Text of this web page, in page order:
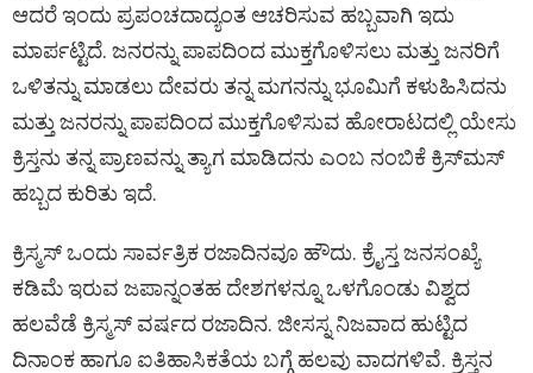
ಆದರೆ ಇಂದು ಪ್ರಪಂಚದಾದ್ಯಂತ ಆಚರಿಸುವ ಹಬ್ಬವಾಗಿ ಇದು
ಮಾರ್ಪಟ್ಟಿದೆ. ಜನರನ್ನು ಪಾಪದಿಂದ ಮುಕ್ತಗೊಳಿಸಲು ಮತ್ತು ಜನರಿಗೆ
ಒಳಿತನ್ನು ಮಾಡಲು ದೇವರು ತನ್ನ ಮಗನನ್ನು ಭೂಮಿಗೆ ಕಳುಹಿಸಿದನು
ಮತ್ತು ಜನರನ್ನು ಪಾಪದಿಂದ ಮುಕ್ತಗೊಳಿಸುವ ಹೋರಾಟದಲ್ಲಿ ಯೇಸು
ಕ್ರಿಸ್ತನು ತನ್ನ ಪ್ರಾಣವನ್ನು ತ್ಯಾಗ ಮಾಡಿದನು ಎಂಬ ನಂಬಿಕೆ ಕ್ರಿಸ್‌ಮಸ್‌
ಹಬ್ಬದ ಕುರಿತು ಇದೆ.
ಕ್ರಿಸ್ಮಸ್ ಒಂದು ಸಾರ್ವತ್ರಿಕ ರಜಾದಿನವೂ ಹೌದು. ಕ್ರೈಸ್ತ ಜನಸಂಖ್ಯೆ
ಕಡಿಮೆ ಇರುವ ಜಪಾನ್ನಂತಹ ದೇಶಗಳನ್ನೂ ಒಳಗೊಂಡು ವಿಶ್ವದ
ಹಲವೆಡೆ ಕ್ರಿಸ್ಮಸ್ ವರ್ಷದ ರಜಾದಿನ. ಜೀಸಸ್ನ ನಿಜವಾದ ಹುಟ್ಟಿದ
ದಿನಾಂಕ ಹಾಗೂ ಐತಿಹಾಸಿಕತೆಯ ಬಗ್ಗೆ ಹಲವು ವಾದಗಳಿವೆ. ಕ್ರಿಸ್ತನ